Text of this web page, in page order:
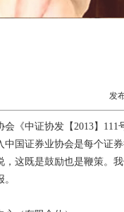
发
会《中证协发【2013】
中国证券业协会是每个证
，这既是鼓励也是鞭策。